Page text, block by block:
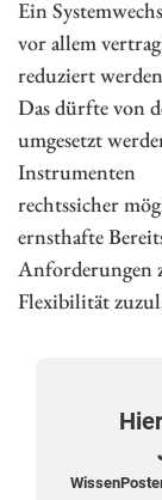
Ein
vor allem
reduziert
Das dürfte von
umgesetzt
Instrumenten
rechtssicher
ernsthafte
Anforderungen
Flexibilität